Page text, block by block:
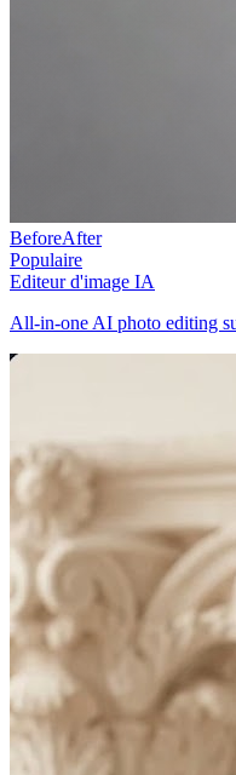
BeforeAfter
Populaire
Editeur d'image IA
All-in-one AI photo editing